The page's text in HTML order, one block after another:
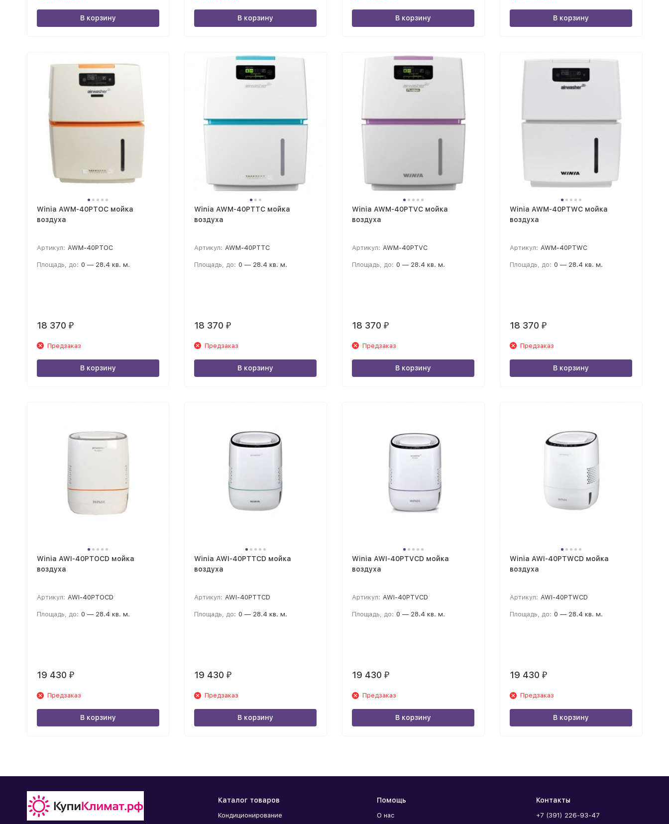
В корзину В корзину В корзину В корзину
Winia AWM-40PTOC мойка
воздуха
Артикул: AWM-40PTOC
Площадь, до: 0 — 28.4 кв. м.
18 370 ₽
Предзаказ
В корзину
Winia AWM-40PTTC мойка
воздуха
Артикул: AWM-40PTTC
Площадь, до: 0 — 28.4 кв. м.
18 370 ₽
Предзаказ
В корзину
Winia AWM-40PTVC мойка
воздуха
Артикул: AWM-40PTVC
Площадь, до: 0 — 28.4 кв. м.
18 370 ₽
Предзаказ
В корзину
Winia AWM-40PTWC мойка
воздуха
Артикул: AWM-40PTWC
Площадь, до: 0 — 28.4 кв. м.
18 370 ₽
Предзаказ
В корзину
Winia AWI-40PTOCD мойка
воздуха
Артикул: AWI-40PTOCD
Площадь, до: 0 — 28.4 кв. м.
19 430 ₽
Предзаказ
В корзину
Winia AWI-40PTTCD мойка
воздуха
Артикул: AWI-40PTTCD
Площадь, до: 0 — 28.4 кв. м.
19 430 ₽
Предзаказ
В корзину
Winia AWI-40PTVCD мойка
воздуха
Артикул: AWI-40PTVCD
Площадь, до: 0 — 28.4 кв. м.
19 430 ₽
Предзаказ
В корзину
Winia AWI-40PTWCD мойка
воздуха
Артикул: AWI-40PTWCD
Площадь, до: 0 — 28.4 кв. м.
19 430 ₽
Предзаказ
В корзину
Каталог товаров
Кондиционирование
Помощь
О нас
Контакты
+7 (391) 226-93-47